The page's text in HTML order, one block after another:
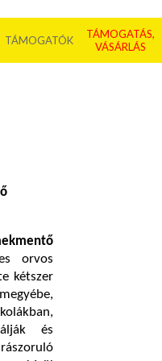
TÁMOGATÓK
TÁMOGATÁS,
VÁSÁRLÁS
orvos
kétszer
és